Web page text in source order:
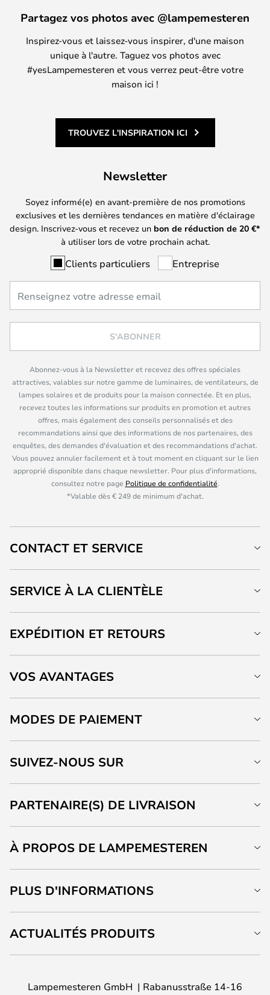
Partagez vos photos avec @lampemesteren
Inspirez-vous et laissez-vous inspirer, d'une maison
unique à l'autre. Taguez vos photos avec
#yesLampemesteren et vous verrez peut-être votre
maison ici !
TROUVEZ L'INSPIRATION ICI
Newsletter
Soyez informé(e) en avant-première de nos promotions
exclusives et les dernières tendances en matière d'éclairage
design. Inscrivez-vous et recevez un bon de réduction de 20 €*
à utiliser lors de votre prochain achat.
Clients particuliers Entreprise
S'ABONNER
Abonnez-vous à la Newsletter et recevez des offres spéciales
attractives, valables sur notre gamme de luminaires, de ventilateurs, de
lampes solaires et de produits pour la maison connectée. Et en plus,
recevez toutes les informations sur produits en promotion et autres
offres, mais également des conseils personnalisés et des
recommandations ainsi que des informations de nos partenaires, des
enquêtes, des demandes d'évaluation et des recommandations d'achat.
Vous pouvez annuler facilement et à tout moment en cliquant sur le lien
approprié disponible dans chaque newsletter. Pour plus d'informations,
consultez notre page Politique de confidentialité.
*Valable dès € 249 de minimum d'achat.
CONTACT ET SERVICE
SERVICE À LA CLIENTÈLE
EXPÉDITION ET RETOURS
VOS AVANTAGES
MODES DE PAIEMENT
SUIVEZ-NOUS SUR
PARTENAIRE(S) DE LIVRAISON
À PROPOS DE LAMPEMESTEREN
PLUS D'INFORMATIONS
ACTUALITÉS PRODUITS
Lampemesteren GmbH Rabanusstraße 14-16